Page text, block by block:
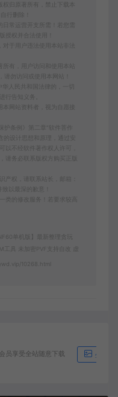
归原著所有，禁止下载本
行删除！
常运营开支所需！若您需
授权并合法使用！
于用户违法使用本站非法
有，用户访问和使用本站
请勿访问或使用本网站！
人民共和国法律的，一切
行告知义务。
网站资料者，视为自愿接
护条例》第二章"软件菩作
的设计思想和原理，通过安
以不经软件著作权人许可，
请务必联系版权方购买正版
产权，请联系站长，邮箱：
以最深的歉意！
类的修改服务！若要求较高
单机版】最新整理贪玩
具 未加密PVF支持自改 虚
10268.html
员享受全站随意下载 生成海